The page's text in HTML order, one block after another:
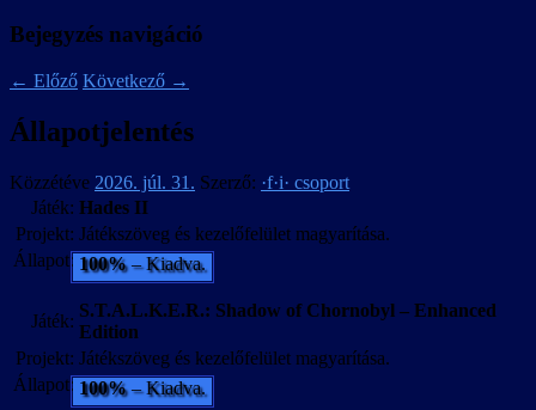
Bejegyzés navigáció
← Előző Következő →
Állapotjelentés
Közzétéve 2026. júl. 31. Szerző: ·f·i· csoport
Játék: Hades II
Projekt: Játékszöveg és kezelőfelület magyarítása.
Állapot: 100%– Kiadva.
Játék:
S.T.A.L.K.E.R.: Shadow of Chornobyl – Enhanced
Edition
Projekt: Játékszöveg és kezelőfelület magyarítása.
Állapot: 100%– Kiadva.